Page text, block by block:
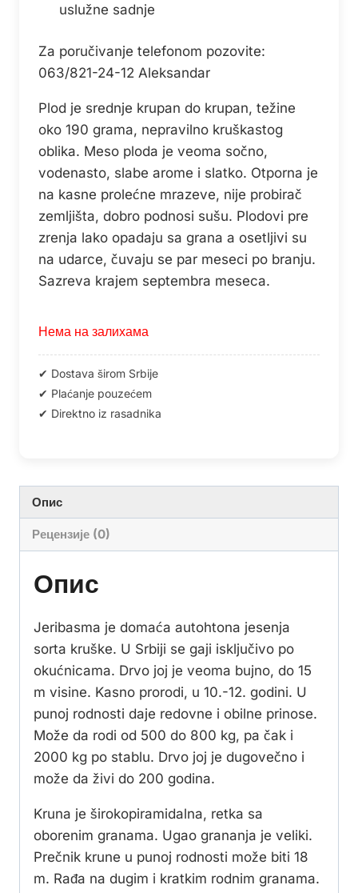
uslužne sadnje
Za poručivanje telefonom pozovite:
063/821-24-12 Aleksandar
Plod je srednje krupan do krupan, težine
oko 190 grama, nepravilno kruškastog
oblika. Meso ploda je veoma sočno,
vodenasto, slabe arome i slatko. Otporna je
na kasne prolećne mrazeve, nije probirač
zemljišta, dobro podnosi sušu. Plodovi pre
zrenja lako opadaju sa grana a osetljivi su
na udarce, čuvaju se par meseci po branju.
Sazreva krajem septembra meseca.
Нема на залихама
Опис
Рецензије (0)
Опис
Jeribasma je domaća autohtona jesenja
sorta kruške. U Srbiji se gaji isključivo po
okućnicama. Drvo joj je veoma bujno, do 15
m visine. Kasno prorodi, u 10.-12. godini. U
punoj rodnosti daje redovne i obilne prinose.
Može da rodi od 500 do 800 kg, pa čak i
2000 kg po stablu. Drvo joj je dugovečno i
može da živi do 200 godina.
Kruna je širokopiramidalna, retka sa
oborenim granama. Ugao grananja je veliki.
Prečnik krune u punoj rodnosti može biti 18
m. Rađa na dugim i kratkim rodnim granama.